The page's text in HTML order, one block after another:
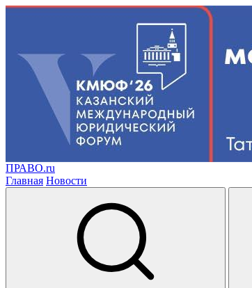
ПРАВО.ru
Главная Новости